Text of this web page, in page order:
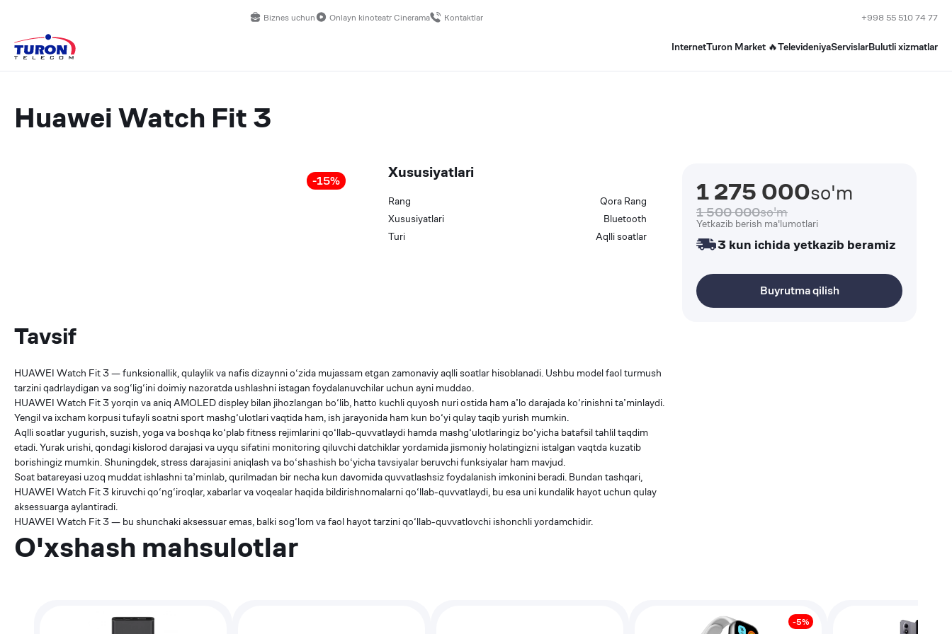
Biznes uchun Onlayn kinoteatr Cinerama Kontaktlar +998 55 510 74 77
InternetTuron Market 🔥TelevideniyaServislarBulutli xizmatlar
Huawei Watch Fit 3
-15% Xususiyatlari
Rang Qora Rang
Xususiyatlari
Bluetooth
Turi
Aqllisoatlar
1 275 000so'm
1 500 000so'm
Yetkazib berish ma'lumotlari
3 kun ichida yetkazib beramiz
Buyrutma qilish
Tavsif
HUAWEI Watch Fit 3 — funksionallik, qulaylik va nafis dizaynni o‘zida mujassam etgan zamonaviy aqlli soatlar hisoblanadi. Ushbu model faol turmush
tarzini qadrlaydigan va sog‘lig‘ini doimiy nazoratda ushlashni istagan foydalanuvchilar uchun ayni muddao.
HUAWEI Watch Fit 3 yorqin va aniq AMOLED displey bilan jihozlangan bo‘lib, hatto kuchli quyosh nuri ostida ham a’lo darajada ko‘rinishni ta’minlaydi.
Yengil va ixcham korpusi tufayli soatni sport mashg‘ulotlari vaqtida ham, ish jarayonida ham kun bo‘yi qulay taqib yurish mumkin.
Aqlli soatlar yugurish, suzish, yoga va boshqa ko‘plab fitness rejimlarini qo‘llab-quvvatlaydi hamda mashg‘ulotlaringiz bo‘yicha batafsil tahlil taqdim
etadi. Yurak urishi, qondagi kislorod darajasi va uyqu sifatini monitoring qiluvchi datchiklar yordamida jismoniy holatingizni istalgan vaqtda kuzatib
borishingiz mumkin. Shuningdek, stress darajasini aniqlash va bo‘shashish bo‘yicha tavsiyalar beruvchi funksiyalar ham mavjud.
Soat batareyasi uzoq muddat ishlashni ta’minlab, qurilmadan bir necha kun davomida quvvatlashsiz foydalanish imkonini beradi. Bundan tashqari,
HUAWEI Watch Fit 3 kiruvchi qo‘ng‘iroqlar, xabarlar va voqealar haqida bildirishnomalarni qo‘llab-quvvatlaydi, bu esa uni kundalik hayot uchun qulay
aksessuarga aylantiradi.
HUAWEI Watch Fit 3 — bu shunchaki aksessuar emas, balki sog‘lom va faol hayot tarzini qo‘llab-quvvatlovchi ishonchli yordamchidir.
O'xshash mahsulotlar
-5%